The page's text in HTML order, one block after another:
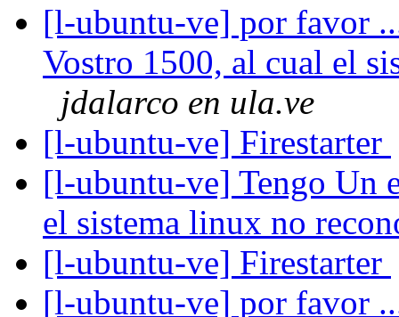
[l-ubuntu-ve] por favor
Vostro 1500, al cual el
jdalarco en ula.ve
[l-ubuntu-ve] Firestarter
[l-ubuntu-ve] Tengo Un
el sistema linux no
[l-ubuntu-ve] Firestarter
[l-ubuntu-ve] por favor